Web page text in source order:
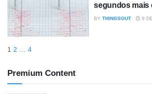
segundos mais
BY THINGSOUT 9
1 2 … 4
Premium Content